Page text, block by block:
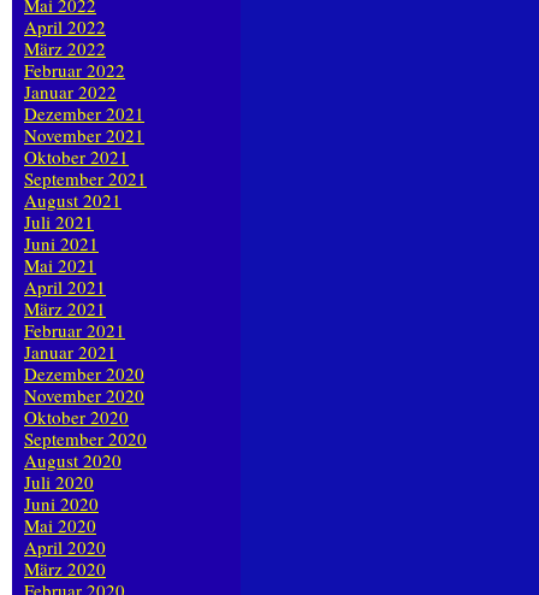
Mai 2022
April 2022
März 2022
Februar 2022
Januar 2022
Dezember 2021
November 2021
Oktober 2021
September 2021
August 2021
Juli 2021
Juni 2021
Mai 2021
April 2021
März 2021
Februar 2021
Januar 2021
Dezember 2020
November 2020
Oktober 2020
September 2020
August 2020
Juli 2020
Juni 2020
Mai 2020
April 2020
März 2020
Februar 2020